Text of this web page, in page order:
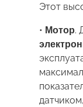
Этот
• Мотор.